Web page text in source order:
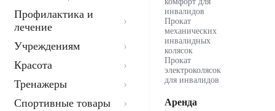
Профилактика и
лечение
Учреждениям
Красота
Тренажеры
Спортивные товары
инвалидов
Прокат
механических
инвалидных
колясок
Прокат
электроколясок
для инвалидов
Аренда